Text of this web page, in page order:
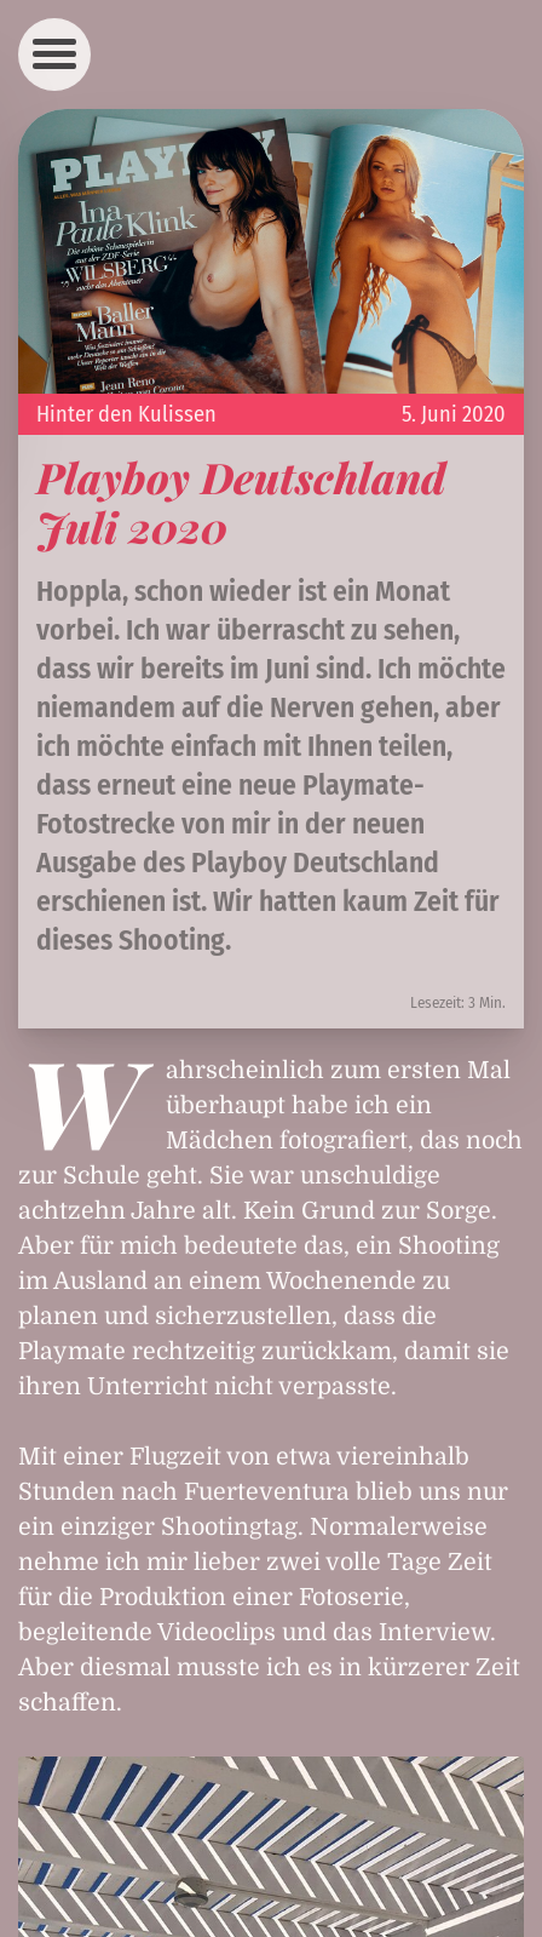
5. Juni 2020
Hinter den Kulissen
Playboy Deutschland
Juli 2020
Hoppla, schon wieder ist ein Monat
vorbei. Ich war überrascht zu sehen,
dass wir bereits im Juni sind. Ich möchte
niemandem auf die Nerven gehen, aber
ich möchte einfach mit Ihnen teilen,
dass erneut eine neue Playmate-
Fotostrecke von mir in der neuen
Ausgabe des Playboy Deutschland
erschienen ist. Wir hatten kaum Zeit für
dieses Shooting.
Lesezeit: 3 Min.
W
ahrscheinlich zum ersten Mal
überhaupt habe ich ein
Mädchen fotografiert, das noch
zur Schule geht. Sie war unschuldige
achtzehn Jahre alt. Kein Grund zur Sorge.
Aber für mich bedeutete das, ein Shooting
im Ausland an einem Wochenende zu
planen und sicherzustellen, dass die
Playmate rechtzeitig zurückkam, damit sie
ihren Unterricht nicht verpasste.
Mit einer Flugzeit von etwa viereinhalb
Stunden nach Fuerteventura blieb uns nur
ein einziger Shootingtag. Normalerweise
nehme ich mir lieber zwei volle Tage Zeit
für die Produktion einer Fotoserie,
begleitende Videoclips und das Interview.
Aber diesmal musste ich es in kürzerer Zeit
schaffen.